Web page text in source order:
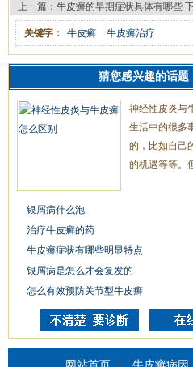
上一篇： 牛皮癣的早期症状具体有哪些
关键字： 牛皮癣 牛皮癣治疗
猜您感兴趣的话题
神经性皮炎与
生活中的很多
的，比如自己
的机遇等等。
银屑病什么泡
治疗牛皮癣的药
牛皮癣症状有哪些明显特点
银屑病是怎么才会复发的
怎么有效预防关节型牛皮癣